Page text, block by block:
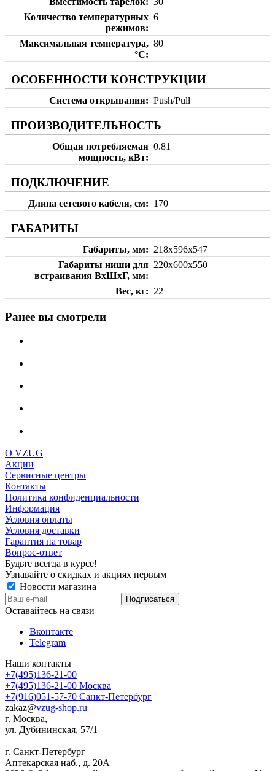
Количество температурных
режимов
6
Максимальная температура,
°С
80
ОСОБЕННОСТИ КОНСТРУКЦИИ
Система открывания Push/Pull
ПРОИЗВОДИТЕЛЬНОСТЬ
Общая потребляемая
мощность, кВт
0.81
ПОДКЛЮЧЕНИЕ
Длина сетевого кабеля, см 170
ГАБАРИТЫ
Габариты, мм
218х596х547
Габариты ниши для
встраивания ВхШхГ, мм
220х600х550
Вес, кг 22
Ранее вы смотрели
О VZUG
Акции
Сервисные центры
Контакты
Политика конфиденциальности
Информация
Условия оплаты
Условия доставки
Гарантия на товар
Вопрос-ответ
Будьте всегда в курсе!
Узнавайте о скидках и акциях первым
Новости магазина
Оставайтесь на связи
Вконтакте
Telegram
Наши контакты
+7(495)136-21-00‬
+7(495)136-21-00‬ Москва
+7(916)051-57-70 Санкт-Петербург
zakaz@vzug-shop.ru
г. Москва,
ул. Дубининская, 57/1
г. Санкт-Петербург
Аптекарская наб., д. 20А